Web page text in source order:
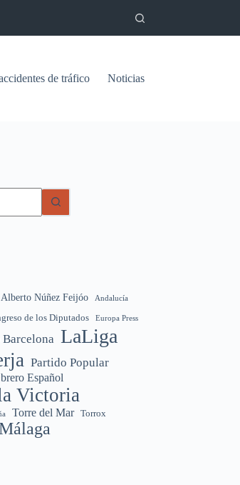
de tráfico Noticias del pantano de
Alberto Núñez Feijóo Andalucía
de los Diputados Europa Press
LaLiga
Partido Popular
Español
Victoria
Torre del Mar Torrox